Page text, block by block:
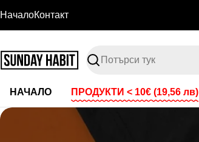
НачалоКонтакт
Търсене
НАЧАЛО ПРОДУКТИ < 10€ (19,56 лв)